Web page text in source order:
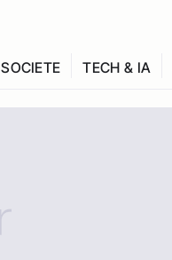
SOCIETE TECH & IA